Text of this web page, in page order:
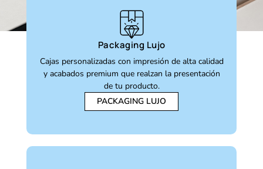
Packaging Lujo
Cajas personalizadas con impresión de alta calidad
y acabados premium que realzan la presentación
de tu producto.
PACKAGING LUJO